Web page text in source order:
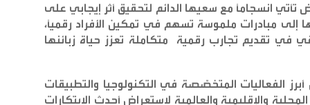
تأتي انسجاماً مع سعيها الدائم لتحقيق أثر إيجابي على
إلى مبادرات ملموسة تسهم في تمكين الأفراد رقمياً،
في تقديم تجارب رقمية متكاملة تعزز حياة زبائنها
الفعاليات المتخصّصة في التكنولوجيا والتطبيقات
والإقليمية والعالمية لاستعراض أحدث الابتكارات